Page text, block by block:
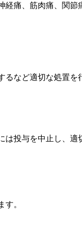
痛、筋肉痛、関
など適切な処置を
投与を中止し、適
。